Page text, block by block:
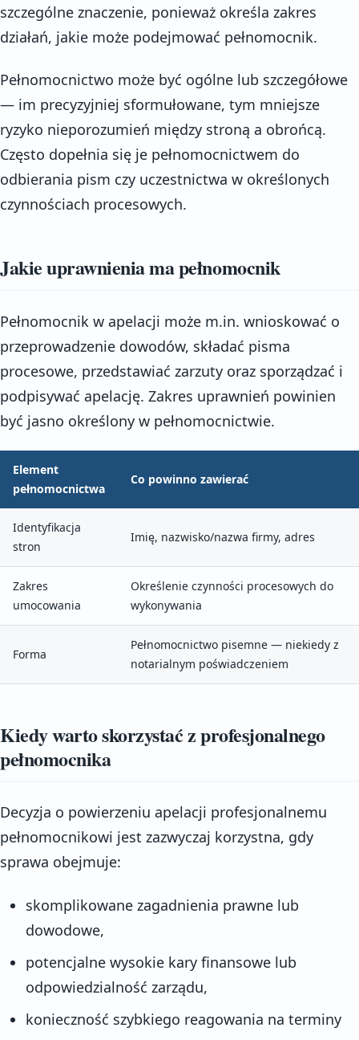
szczególne znaczenie, ponieważ określa zakres
działań, jakie może podejmować pełnomocnik.
Pełnomocnictwo może być ogólne lub szczegółowe
— im precyzyjniej sformułowane, tym mniejsze
ryzyko nieporozumień między stroną a obrońcą.
Często dopełnia się je pełnomocnictwem do
odbierania pism czy uczestnictwa w określonych
czynnościach procesowych.
Jakie uprawnienia ma pełnomocnik
Pełnomocnik w apelacji może m.in. wnioskować o
przeprowadzenie dowodów, składać pisma
procesowe, przedstawiać zarzuty oraz sporządzać i
podpisywać apelację. Zakres uprawnień powinien
być jasno określony w pełnomocnictwie.
Element
pełnomocnictwa
Co powinno zawierać
Identyfikacja
stron
Imię, nazwisko/nazwa firmy, adres
Zakres
umocowania
Określenie czynności procesowych do
wykonywania
Forma
Pełnomocnictwo pisemne — niekiedy z
notarialnym poświadczeniem
Kiedy warto skorzystać z profesjonalnego
pełnomocnika
Decyzja o powierzeniu apelacji profesjonalnemu
pełnomocnikowi jest zazwyczaj korzystna, gdy
sprawa obejmuje:
skomplikowane zagadnienia prawne lub
dowodowe,
potencjalne wysokie kary finansowe lub
odpowiedzialność zarządu,
konieczność szybkiego reagowania na terminy